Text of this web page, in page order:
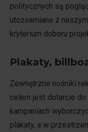
politycznych są
utożsamiane z
kryterium doboru
Plakaty,
Zewnętrzne nośniki
celem jest dotarcie
kampaniach
plakaty, a w